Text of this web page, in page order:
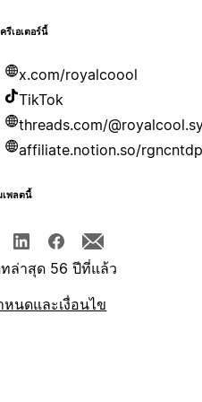
รีเอเตอร์นี้
x.com/royalcoool
TikTok
threads.com/
affiliate.notion.so/
เพลตนี้
ทล่าสุด 56 ปีที่แล้ว
นดและเงื่อนไข